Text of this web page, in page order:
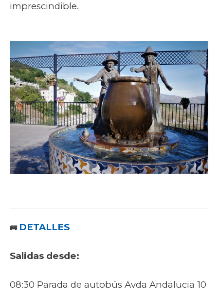
imprescindible.
🚌 DETALLES
Salidas desde:
08:30 Parada de autobús Avda Andalucia 10